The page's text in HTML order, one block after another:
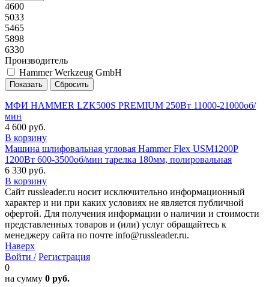
4600
5033
5465
5898
6330
Производитель
Hammer Werkzeug GmbH
МФИ HAMMER LZK500S PREMIUM 250Вт 11000-21000об/
мин
4 600 руб.
В корзину
Машина шлифовальная угловая Hammer Flex USM1200P
1200Вт 600-3500об/мин тарелка 180мм, полировальная
6 330 руб.
В корзину
Сайт russleader.ru носит исключительно информационный
характер и ни при каких условиях не является публичной
офертой. Для получения информации о наличии и стоимости
представленных товаров и (или) услуг обращайтесь к
менеджеру сайта по почте info@russleader.ru.
Наверх
Войти / Регистрация
0
на сумму 0 руб.